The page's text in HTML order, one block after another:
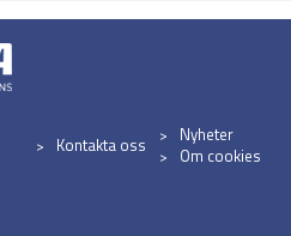
Kontakta oss
Nyheter
Om cookies